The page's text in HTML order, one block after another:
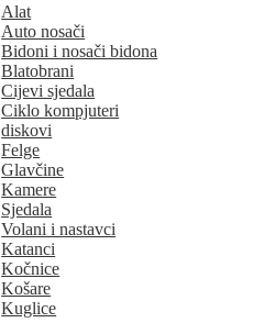
Alat
Auto nosači
Bidoni i nosači bidona
Blatobrani
Cijevi sjedala
Ciklo kompjuteri
diskovi
Felge
Glavčine
Kamere
Sjedala
Volani i nastavci
Katanci
Kočnice
Košare
Kuglice